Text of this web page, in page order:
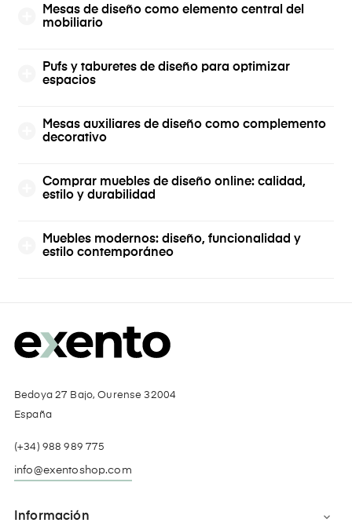
Mesas de diseño como elemento central del
mobiliario
Pufs y taburetes de diseño para optimizar
espacios
Mesas auxiliares de diseño como complemento
decorativo
Comprar muebles de diseño online: calidad,
estilo y durabilidad
Muebles modernos: diseño, funcionalidad y
estilo contemporáneo
Bedoya 27 Bajo, Ourense 32004
España
(+34) 988 989 775
info@exentoshop.com
Información 